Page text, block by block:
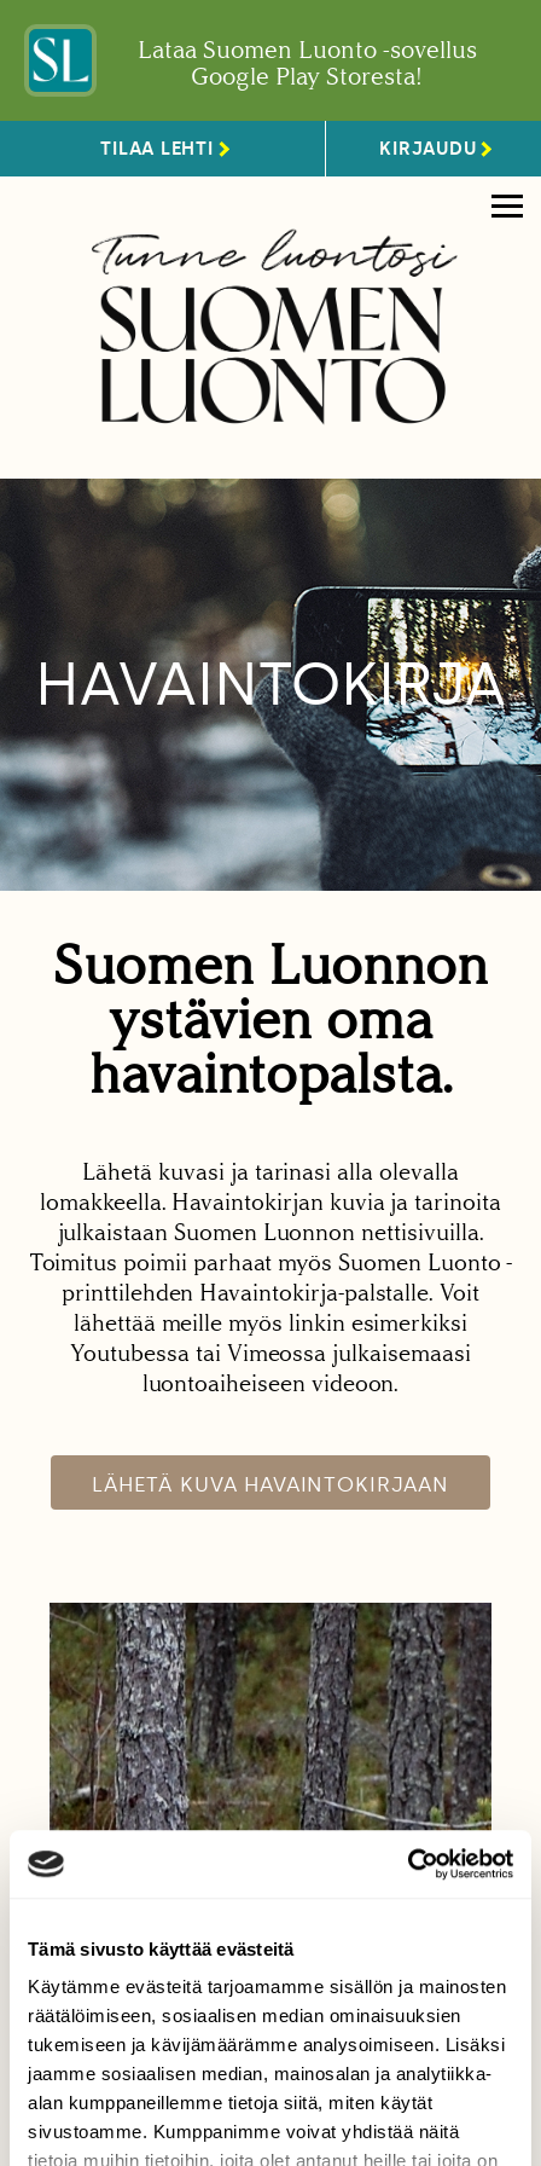
Tämä sivusto käyttää evästeitä
Käytämme evästeitä tarjoamamme sisällön ja mainosten
räätälöimiseen, sosiaalisen median ominaisuuksien
tukemiseen ja kävijämäärämme analysoimiseen. Lisäksi
jaamme sosiaalisen median, mainosalan ja analytiikka-
alan kumppaneillemme tietoja siitä, miten käytät
sivustoamme. Kumppanimme voivat yhdistää näitä
tietoja muihin tietoihin, joita olet antanut heille tai joita on
Lataa Suomen Luonto -sovellus
Google Play Storesta!
TILAA LEHTI KIRJAUDU
HAVAINTOKIRJA
Suomen Luonnon
ystävien oma
havaintopalsta.
Lähetä kuvasi ja tarinasi alla olevalla
lomakkeella. Havaintokirjan kuvia ja tarinoita
julkaistaan Suomen Luonnon nettisivuilla.
Toimitus poimii parhaat myös Suomen Luonto -
printtilehden Havaintokirja-palstalle. Voit
lähettää meille myös linkin esimerkiksi
Youtubessa tai Vimeossa julkaisemaasi
luontoaiheiseen videoon.
LÄHETÄ KUVA HAVAINTOKIRJAAN